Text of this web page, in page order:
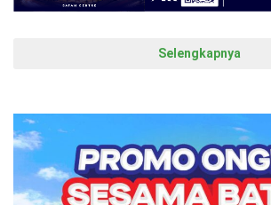
Selengkapnya